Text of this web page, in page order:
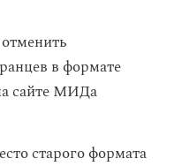
в формате
сайте МИДа
старого формата